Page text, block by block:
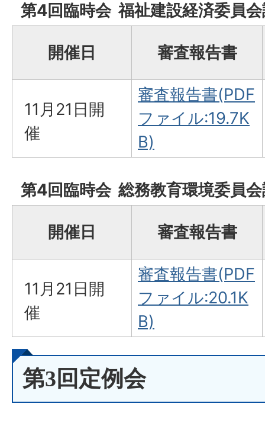
第4回臨時会 福祉建設経済委員
開催日 審査報告書
11月21日開
催
審査報告書(PDF
ファイル:19.7K
B)
第4回臨時会 総務教育環境委員
開催日 審査報告書
11月21日開
催
審査報告書(PDF
ファイル:20.1K
B)
第3回定例会